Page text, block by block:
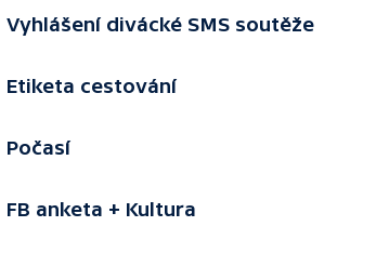
Vyhlášení divácké SMS soutěže
Etiketa cestování
Počasí
FB anketa + Kultura